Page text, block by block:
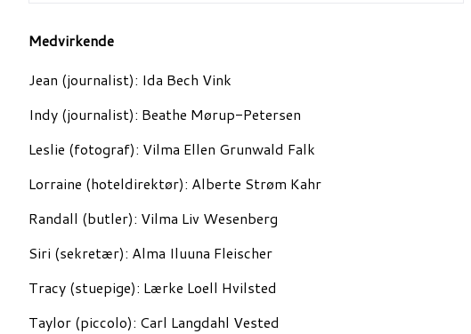
Medvirkende
Jean (journalist): Ida Bech Vink
Indy (journalist): Beathe Mørup-Petersen
Leslie (fotograf): Vilma Ellen Grunwald Falk
Lorraine (hoteldirektør): Alberte Strøm Kahr
Randall (butler): Vilma Liv Wesenberg
Siri (sekretær): Alma Iluuna Fleischer
Tracy (stuepige): Lærke Loell Hvilsted
Taylor (piccolo): Carl Langdahl Vested